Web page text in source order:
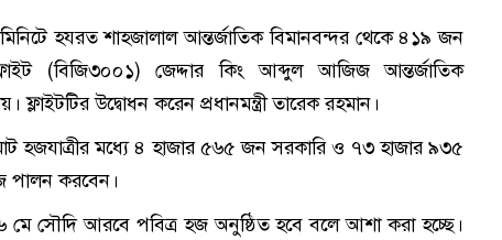
হযরত শাহজালাল আন্তর্জাতিক বিমানবন্দর থেকে ৪১৯ জন
(বিজি৩০০১) জেদ্দার কিং আব্দুল আজিজ আন্তর্জাতিক
ফ্লাইটটির উদ্বোধন করেন প্রধানমন্ত্রী তারেক রহমান।
হজযাত্রীর মধ্যে ৪ হাজার ৫৬৫ জন সরকারি ও ৭৩ হাজার ৯৩৫
পালন করবেন।
মে সৌদি আরবে পবিত্র হজ অনুষ্ঠিত হবে বলে আশা করা হচ্ছে।